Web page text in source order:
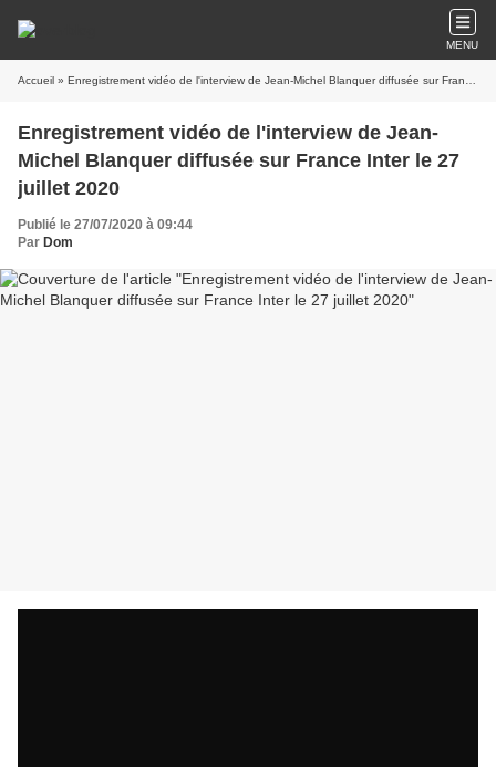
MENU
Accueil » Enregistrement vidéo de l'interview de Jean-Michel Blanquer diffusée sur France Inter le 27 juillet 2020
Enregistrement vidéo de l'interview de Jean-
Michel Blanquer diffusée sur France Inter le 27
juillet 2020
Publié le 27/07/2020 à 09:44
Par Dom